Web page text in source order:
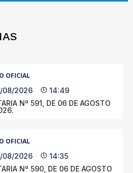
OFICIAL
08/2026
14:49
Nº 591, DE 06 DE AGOSTO
OFICIAL
08/2026
14:35
Nº 590, DE 06 DE AGOSTO